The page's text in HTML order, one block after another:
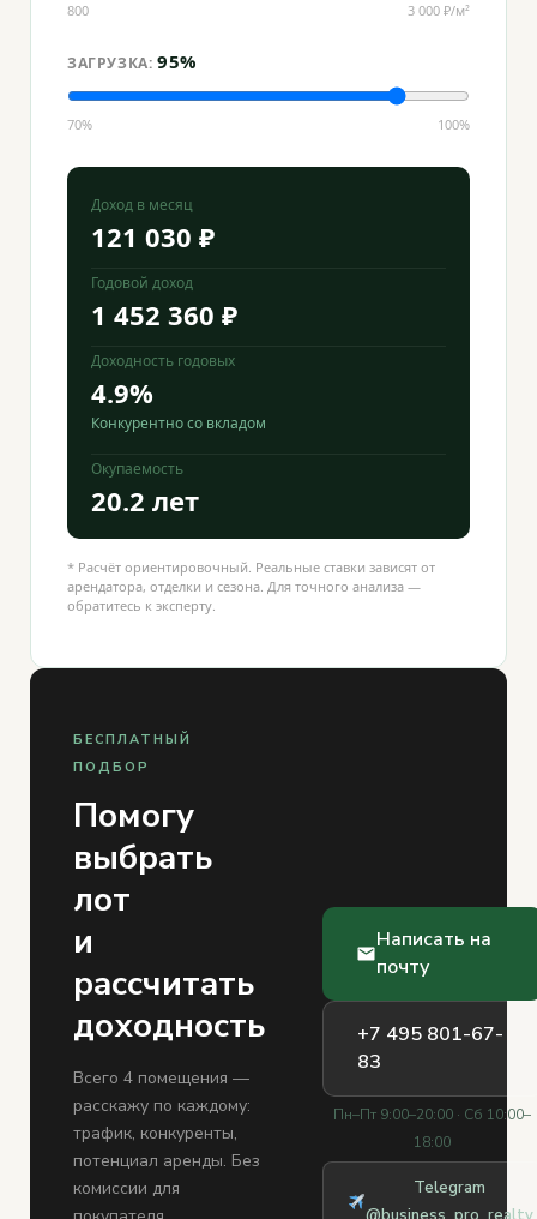
800 3 000 ₽/м²
ЗАГРУЗКА: 95%
70% 100%
Доход в месяц
121 030 ₽
Годовой доход
1 452 360 ₽
Доходность годовых
4.9%
Конкурентно со вкладом
Окупаемость
20.2 лет
* Расчёт ориентировочный. Реальные ставки зависят от
арендатора, отделки и сезона. Для точного анализа —
обратитесь к эксперту.
БЕСПЛАТНЫЙ
ПОДБОР
Помогу
выбрать
лот
и
рассчитать
доходность
Всего 4 помещения —
расскажу по каждому:
трафик, конкуренты,
потенциал аренды. Без
комиссии для
Написать на
почту
+7 495 801-67-
83
Пн–Пт 9:00–20:00 · Сб 10:00–
18:00
Telegram